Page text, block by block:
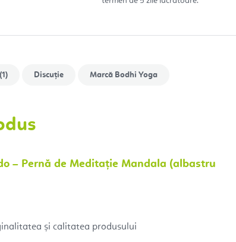
Discuţie Marcă Bodhi Yoga
– Pernă de Meditație Mandala (albastru
și calitatea produsului